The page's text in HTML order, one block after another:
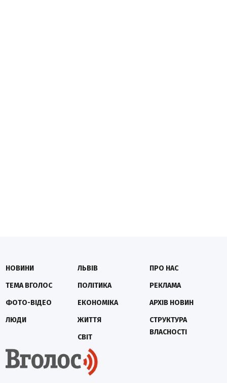
НОВИНИ
ТЕМА ВГОЛОС
ФОТО-ВІДЕО
ЛЮДИ
ЛЬВІВ
ПОЛІТИКА
ЕКОНОМІКА
ЖИТТЯ
СВІТ
ПРО НАС
РЕКЛАМА
АРХІВ НОВИН
СТРУКТУРА
ВЛАСНОСТІ